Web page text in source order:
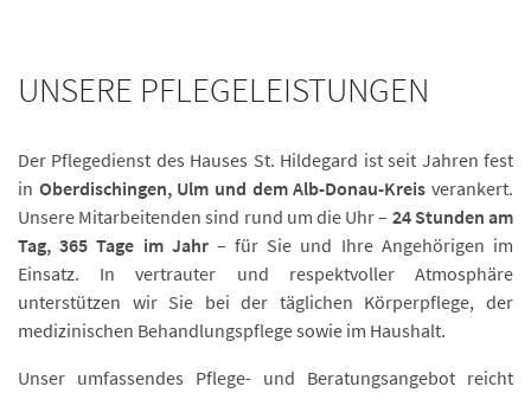
UNSERE PFLEGELEISTUNGEN
Der Pflegedienst des Hauses St. Hildegard ist seit Jahren fest
in Oberdischingen, Ulm und dem Alb-Donau-Kreisverankert.
Unsere Mitarbeitenden sind rund um die Uhr – 24 Stunden am
Tag, 365 Tage im Jahr – für Sie und Ihre Angehörigen im
Einsatz. In vertrauter und respektvoller Atmosphäre
unterstützen wir Sie bei der täglichen Körperpflege, der
medizinischen Behandlungspflege sowie im Haushalt.
Unser umfassendes Pflege- und Beratungsangebot reicht